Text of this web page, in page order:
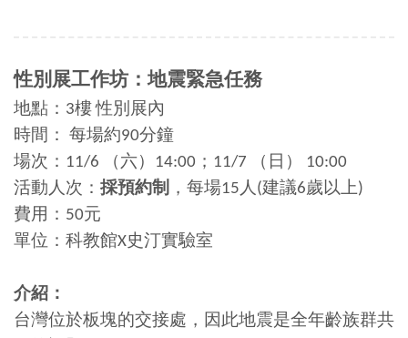
性別展工作坊：地震緊急任務
地點：3樓 性別展內
時間： 每場約90分鐘
場次：11/6 （六）14:00；11/7 （日） 10:00
活動人次： 採預約制 ，每場15人(建議6歲以上)
費用：50元
單位：科教館X史汀實驗室
介紹：
台灣位於板塊的交接處，因此地震是全年齡族群共